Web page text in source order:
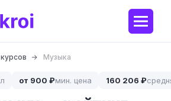
Музыка
от 900 ₽мин. цена 160 206 ₽